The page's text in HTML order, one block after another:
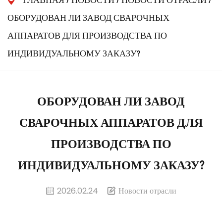
ОБОРУДОВАН ЛИ ЗАВОД СВАРОЧНЫХ
АППАРАТОВ ДЛЯ ПРОИЗВОДСТВА ПО
ИНДИВИДУАЛЬНОМУ ЗАКАЗУ?
ОБОРУДОВАН ЛИ ЗАВОД
СВАРОЧНЫХ АППАРАТОВ ДЛЯ
ПРОИЗВОДСТВА ПО
ИНДИВИДУАЛЬНОМУ ЗАКАЗУ?
2026.02.24 Новости отрасли